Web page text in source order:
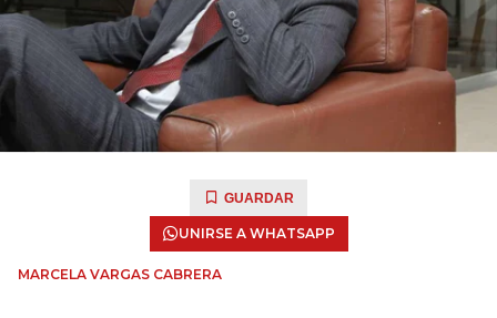
GUARDAR
UNIRSE A WHATSAPP
MARCELA VARGAS CABRERA